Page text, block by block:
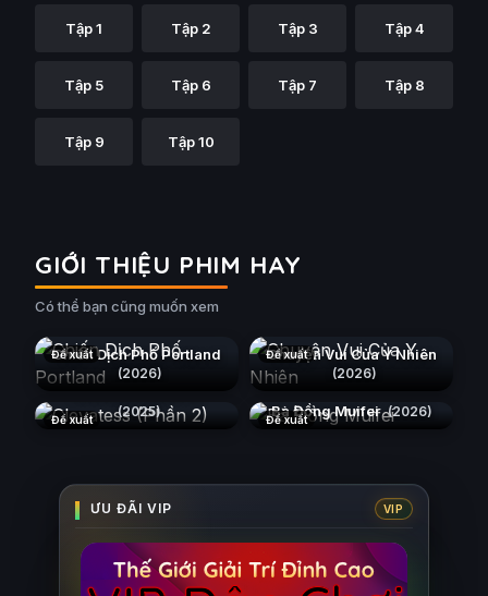
Tập 1 Tập 2 Tập 3 Tập 4
Tập 5 Tập 6 Tập 7 Tập 8
Tập 9 Tập 10
GIỚI THIỆU PHIM HAY
Có thể bạn cũng muốn xem
Đề xuất
Chiến Dịch Phố Portland
(2026)
Đề xuất
Chuyện Vui Của Y Nhiên
(2026)
Đề xuất (2025) Đề xuất
Bà Đồng Muifei (2026)